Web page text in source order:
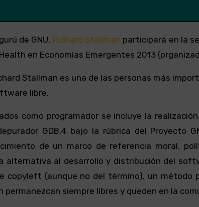
de GNU, Richard Stallman participará en la
en Economías Emergentes 2013
Stallman es una de las personas más
libre.
como programador se incluye la
GDB,4 bajo la rúbrica del Proyecto
de un marco de referencia moral,
alternativa al desarrollo y distribución del
copyleft (aunque no del término), un
permanezcan siempre libres y queden en la